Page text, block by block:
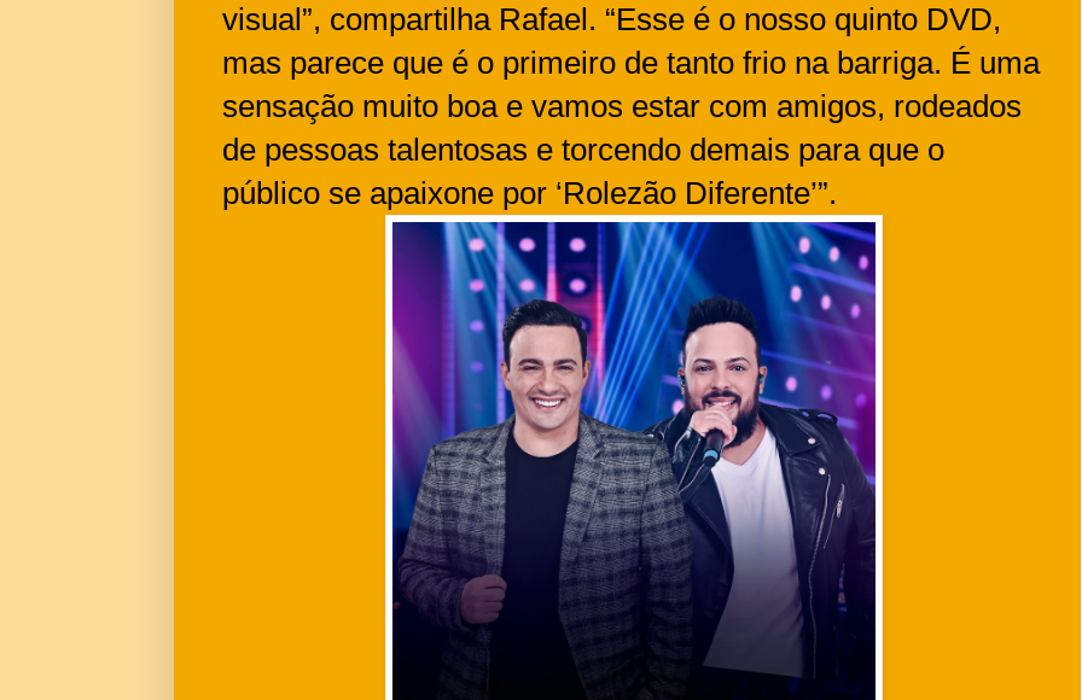
visual”, compartilha Rafael. “Esse é o nosso quinto DVD,
mas parece que é o primeiro de tanto frio na barriga. É uma
sensação muito boa e vamos estar com amigos, rodeados
de pessoas talentosas e torcendo demais para que o
público se apaixone por ‘Rolezão Diferente’”.